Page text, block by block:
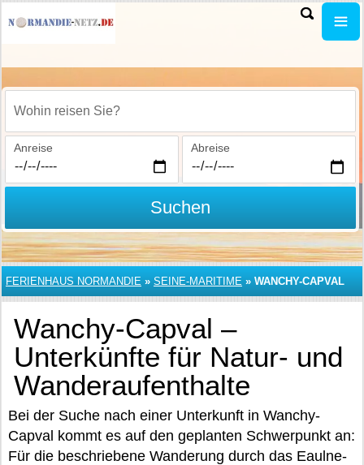
Wohin reisen Sie?
Anreise Abreise
Suchen
FERIENHAUS NORMANDIE » SEINE-MARITIME » WANCHY-CAPVAL
Wanchy-Capval –
Unterkünfte für Natur- und
Wanderaufenthalte
Bei der Suche nach einer Unterkunft in Wanchy-
Capval kommt es auf den geplanten Schwerpunkt an:
Für die beschriebene Wanderung durch das Eaulne-